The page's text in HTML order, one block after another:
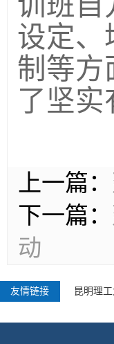
设定、
制等方
了坚实
上一篇：
下一篇：
动
友情链接 昆明理